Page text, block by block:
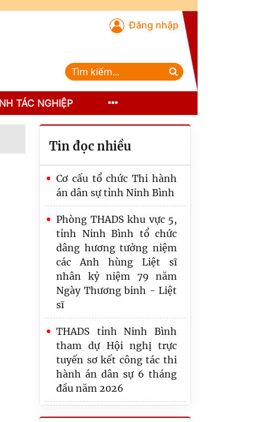
Đăng nhập
TÁC NGHIỆP
Tin đọc nhiều
Cơ cấu tổ chức Thi hành
án dân sự tỉnh Ninh Bình
Phòng THADS khu vực 5,
tỉnh Ninh Bình tổ chức
dâng hương tưởng niệm
các Anh hùng Liệt sĩ
nhân kỷ niệm 79 năm
Ngày Thương binh - Liệt
sĩ
THADS tỉnh Ninh Bình
tham dự Hội nghị trực
tuyến sơ kết công tác thi
hành án dân sự 6 tháng
đầu năm 2026
THI HÀNH ÁN DÂN SỰ
Hội nghị giao ban công
tác THADS, theo dõi thi
hành án hành chính
(THAHC) - THADS tỉnh
Ninh Bình tạo chuyển
biến rõ nét trong năm